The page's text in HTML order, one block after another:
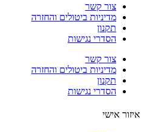
צור קשר
מדיניות ביטולים והחזרה
תקנון
הסדרי נגישות
צור קשר
מדיניות ביטולים והחזרה
תקנון
הסדרי נגישות
אישי